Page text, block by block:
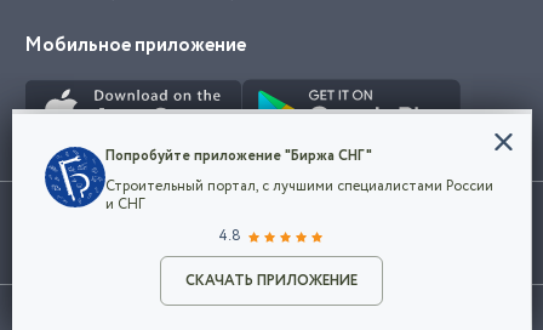
Разместить объявление
Мобильное приложение
Использование сайта, в том числе подача объявлений, означает
марки представленные на сайте являются собственностью их
©2026Биржа СНГ
Конфиденциальность
Мы используем файлы cookie, чтобы сделать
наш сайт удобным для каждого
Политикой конфиденциальности компании
и принимаете условия использования cookie.
Попробуйте приложение "Биржа СНГ"
Строительный портал, с лучшими специалистами России
и СНГ
4.8
СКАЧАТЬ ПРИЛОЖЕНИЕ